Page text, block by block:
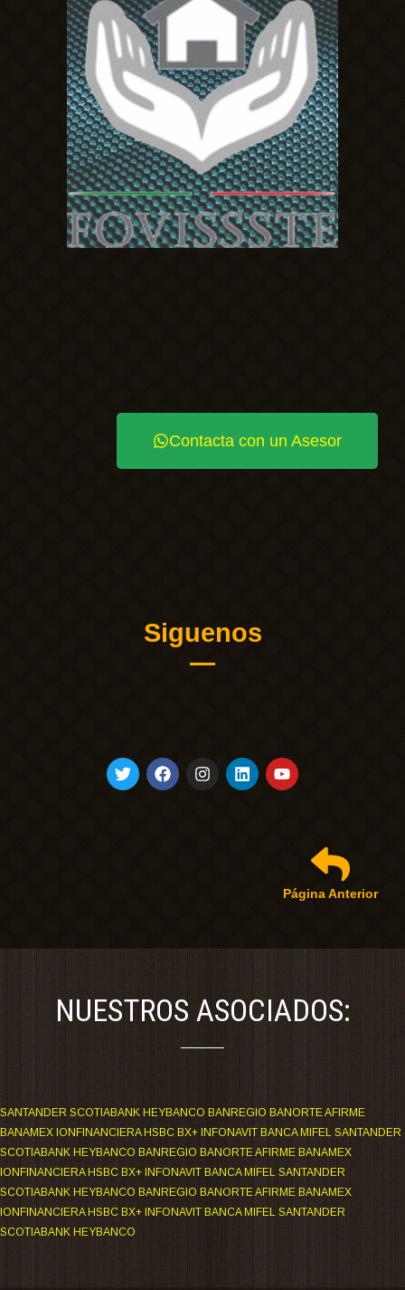
Contacta con un Asesor
Siguenos
Página Anterior
NUESTROS ASOCIADOS:
SANTANDER SCOTIABANK HEYBANCO BANREGIO BANORTE AFIRME
BANAMEX IONFINANCIERA HSBC BX+ INFONAVIT BANCA MIFEL SANTANDER
SCOTIABANK HEYBANCO BANREGIO BANORTE AFIRME BANAMEX
IONFINANCIERA HSBC BX+ INFONAVIT BANCA MIFEL SANTANDER
SCOTIABANK HEYBANCO BANREGIO BANORTE AFIRME BANAMEX
IONFINANCIERA HSBC BX+ INFONAVIT BANCA MIFEL SANTANDER
SCOTIABANK HEYBANCO